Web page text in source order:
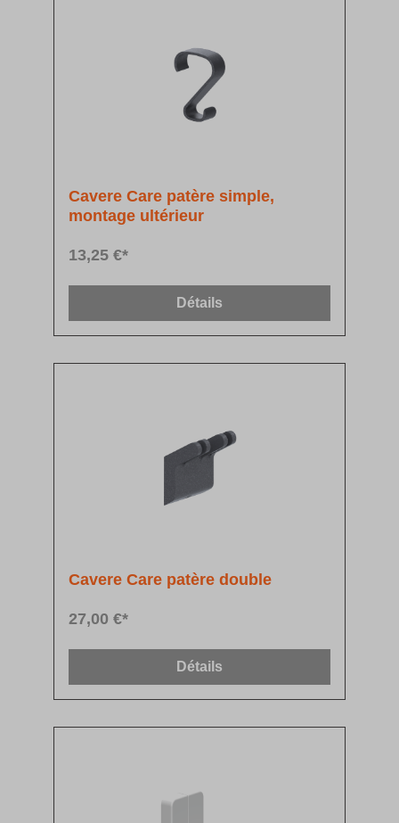
Cavere Care patère simple,
montage ultérieur
13,25 €*
Détails
Cavere Care patère double
27,00 €*
Détails